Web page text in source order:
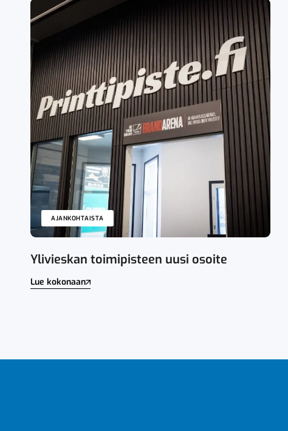
AJANKOHTAISTA
Ylivieskan toimipisteen uusi osoite
Lue kokonaan